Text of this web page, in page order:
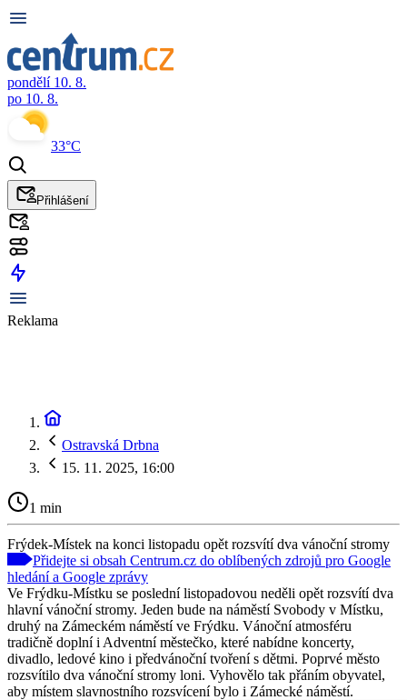
pondělí 10. 8.
po 10. 8.
33°C
Přihlášení
Reklama
Ostravská Drbna
15. 11. 2025, 16:00
1 min
Frýdek-Místek na konci listopadu opět rozsvítí dva vánoční stromy
Přidejte si obsah Centrum.cz do oblíbených zdrojů pro Google
hledání a Google zprávy
Ve Frýdku-Místku se poslední listopadovou neděli opět rozsvítí dva
hlavní vánoční stromy. Jeden bude na náměstí Svobody v Místku,
druhý na Zámeckém náměstí ve Frýdku. Vánoční atmosféru
tradičně doplní i Adventní městečko, které nabídne koncerty,
divadlo, ledové kino i předvánoční tvoření s dětmi. Poprvé město
rozsvítilo dva vánoční stromy loni. Vyhovělo tak přáním obyvatel,
aby místem slavnostního rozsvícení bylo i Zámecké náměstí.